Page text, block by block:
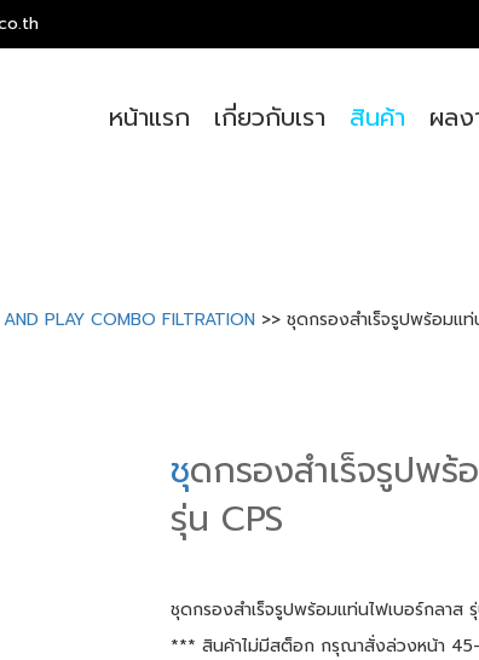
หน้าแรก เกี่ยวกับเรา สินค้า ผลง
PLAY COMBO FILTRATION >> ชุดกรองสำเร็จรูปพร้อมแ
ชดกรองสำเร็จรูปพร้
รุ่น CPS
ชุดกรองสำเร็จรูปพร้อมแท่นไฟเบอร์กลาส
*** สินค้าไม่มีสต็อก กรุณาสั่งล่วงหน้า